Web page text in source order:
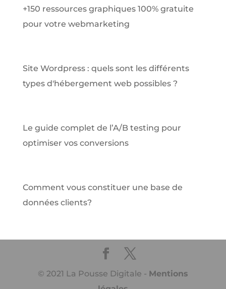
+150 ressources graphiques 100% gratuite
pour votre webmarketing
Site Wordpress : quels sont les différents
types d'hébergement web possibles ?
Le guide complet de l’A/B testing pour
optimiser vos conversions
Comment vous constituer une base de
données clients?
© 2021 La Pousse Digitale - Mentions